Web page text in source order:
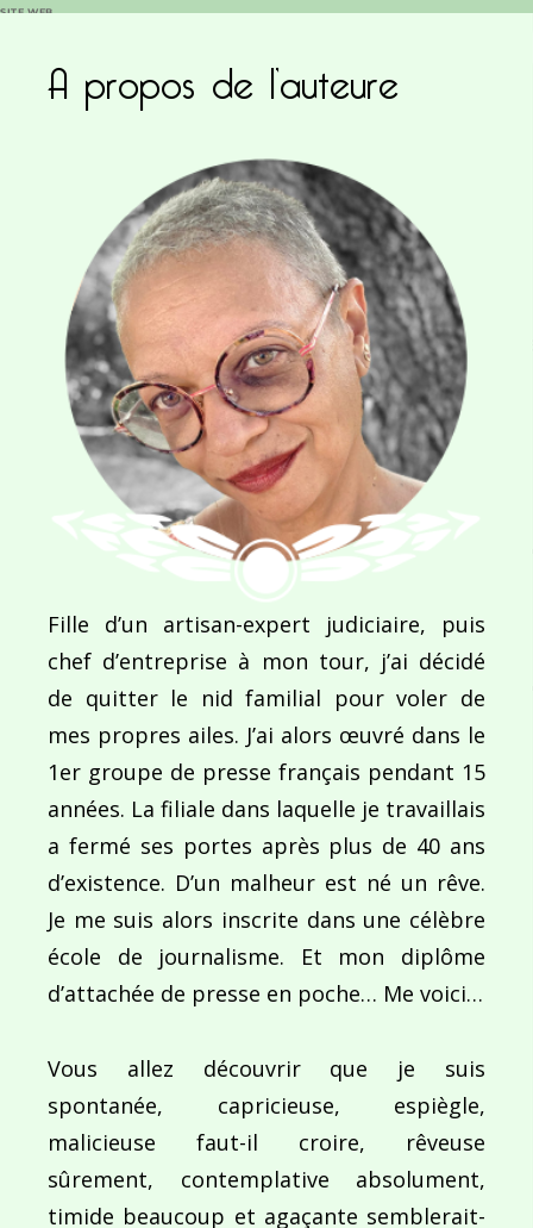
SITE WEB
Ce site utilise Akismet pour réduire les
commentaires sont traitées.
l’article
Indomptable puissance
A propos de l’auteure
Fille d’un artisan-expert judiciaire, puis
chef d’entreprise à mon tour, j’ai décidé
de quitter le nid familial pour voler de
mes propres ailes. J’ai alors œuvré dans le
1er groupe de presse français pendant 15
années. La filiale dans laquelle je travaillais
a fermé ses portes après plus de 40 ans
d’existence. D’un malheur est né un rêve.
Je me suis alors inscrite dans une célèbre
école de journalisme. Et mon diplôme
d’attachée de presse en poche… Me voici…
Vous allez découvrir que je suis
spontanée, capricieuse, espiègle,
malicieuse faut-il croire, rêveuse
sûrement, contemplative absolument,
timide beaucoup et agaçante semblerait-